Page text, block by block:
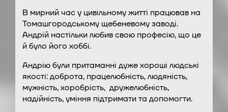
В мирний час у цивільному житті працював на
Томашгородському щебеневому заводі.
Андрій настільки любив свою професію, що це
й було його хоббі.
Андрію були притаманні дуже хороші людські
якості: доброта, працелюбність, людяність,
мужність, хоробрість, дружелюбність,
надійність, уміння підтримати та допомогти.